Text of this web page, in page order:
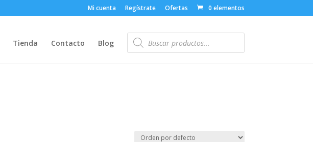
Mi cuenta Regístrate Ofertas 0 elementos
Tienda Contacto Blog
Búsqueda
de
productos